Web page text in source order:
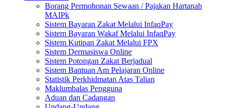
Borang Permohonan Sewaan / Pajakan Hartanah
MAIPk
Sistem Bayaran Zakat Melalui InfaqPay
Sistem Bayaran Wakaf Melalui InfaqPay
Sistem Kutipan Zakat Melalui FPX
Sistem Dermasiswa Online
Sistem Potongan Zakat Berjadual
Sistem Bantuan Am Pelajaran Online
Statistik Perkhidmatan Atas Talian
Maklumbalas Pengguna
Aduan dan Cadangan